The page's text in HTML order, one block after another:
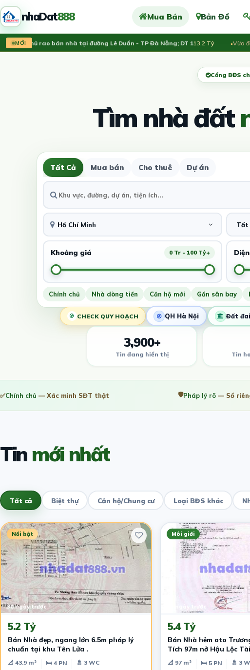
nhaDat888 Mua Bán Bản Đồ
MỚI
chủ rao bán nhà tại đường Lê Duẩn - TP Đà Nẵng; DT 113.2 Tỷ Vừa đăng:
Cổng BĐS
Tìm nhà đất
Tất Cả Mua bán Cho thuê Dự án
Hồ Chí Minh Tất
Khoảng giá 0 Tr - 100 Tỷ+
Chính chủ Nhà dòng tiền Căn hộ mới Gần sân bay
CHECK QUY HOẠCH QH Hà Nội Đất
3,900+
Tin đang hiển thị Tin
✅Chính chủ — Xác minh SĐT thật 🛡️Pháp lý rõ — Sổ
Tinmới nhất
Tất cả Biệt thự Căn hộ/Chung cư Loại BĐS khác
Nổi bật
30 ngày trước
5.2 Tỷ
Bán Nhà đẹp, ngang lớn 6.5m pháp lý
chuẩn tại khu Tên Lửa .
📐 43.9 m² 🛏 4 PN
🚿 3 WC
Môi giới
5.4 Tỷ
Bán Nhà hẻm oto
Tích 97m nở Hậu Lộc
📐 97 m² 🛏 5 PN
🚿 3